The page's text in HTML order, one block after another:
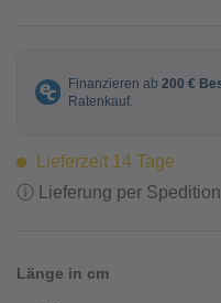
Lieferzeit 14 Tage
ⓘ Lieferung per Spedition
Länge in cm